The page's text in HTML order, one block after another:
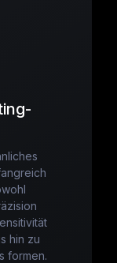
hin zu
formen.